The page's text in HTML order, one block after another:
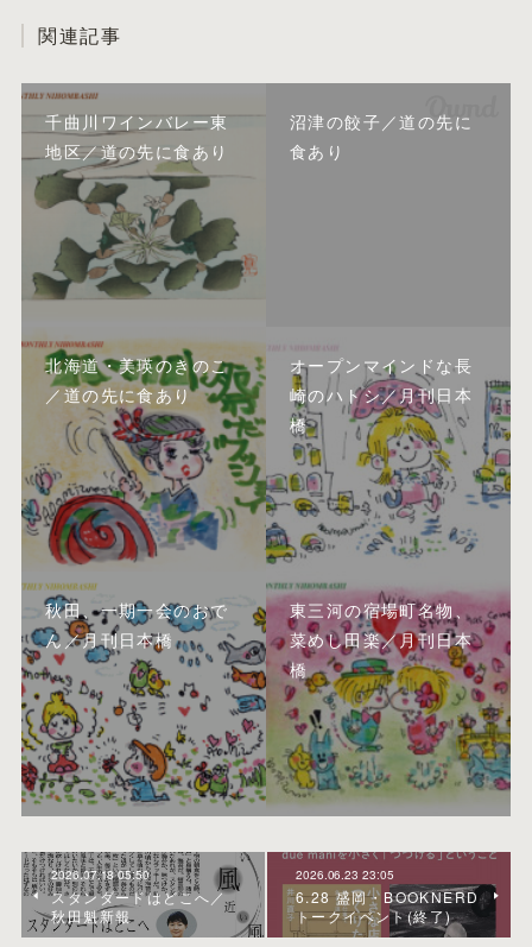
関連記事
千曲川ワインバレー東
地区／道の先に食あり
沼津の餃子／道の先に
食あり
北海道・美瑛のきのこ
／道の先に食あり
オープンマインドな長
崎のハトシ／月刊日本
橋
秋田、一期一会のおで
ん／月刊日本橋
東三河の宿場町名物、
菜めし田楽／月刊日本
橋
2026.07.18 05:50
スタンダードはどこへ／
秋田魁新報
2026.06.23 23:05
6.28 盛岡・BOOKNERD
トークイベント(終了)